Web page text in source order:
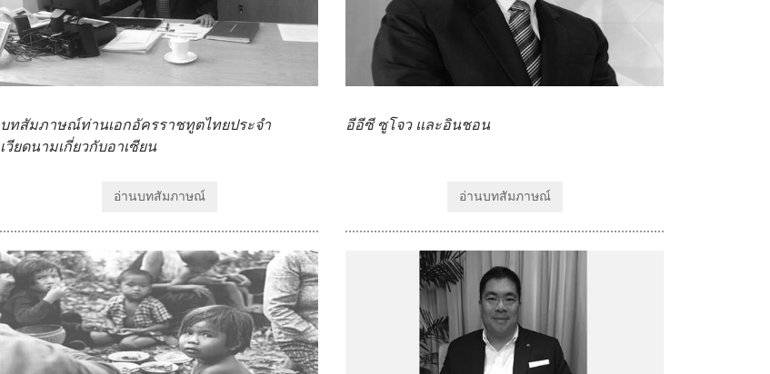
บทสัมภาษณ์ท่านเอกอัครราชทูตไทยประจำ
เวียดนามเกี่ยวกับอาเซียน
อ่านบทสัมภาษณ์
อีอีซี ซูโจว และอินชอน
อ่านบทสัมภาษณ์